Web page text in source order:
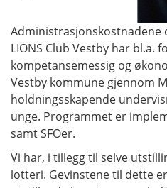
Administrasjonskostnadene
LIONS Club Vestby har bl.a.
kompetansemessig og
Vestby kommune gjennom
holdningsskapende
unge. Programmet er
samt SFOer.
Vi har, i tillegg til selve
lotteri. Gevinstene til dette